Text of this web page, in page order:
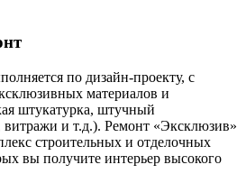
по дизайн-проекту, с
материалов и
штукатурка, штучный
витражи и т.д.). Ремонт «Эксклюзив»
строительных и отделочных
вы получите интерьер высокого